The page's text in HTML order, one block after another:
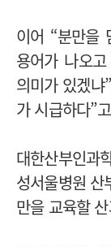
이어 “분만을
용어가 나오
의미가 있겠냐
가 시급하다”
대한산부인과
성서울병원 산
만을 교육할